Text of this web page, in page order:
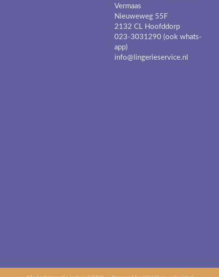
Vermaas
Nieuweweg 55F
2132 CL Hoofddorp
023-3031290 (ook whats-
app)
info@lingerieservice.nl